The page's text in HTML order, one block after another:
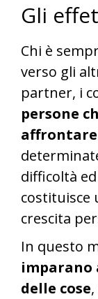
Gli
Chi è
verso gli
partner, i
persone
difficoltà
costituisce
crescita
In questo
imparano
delle cose